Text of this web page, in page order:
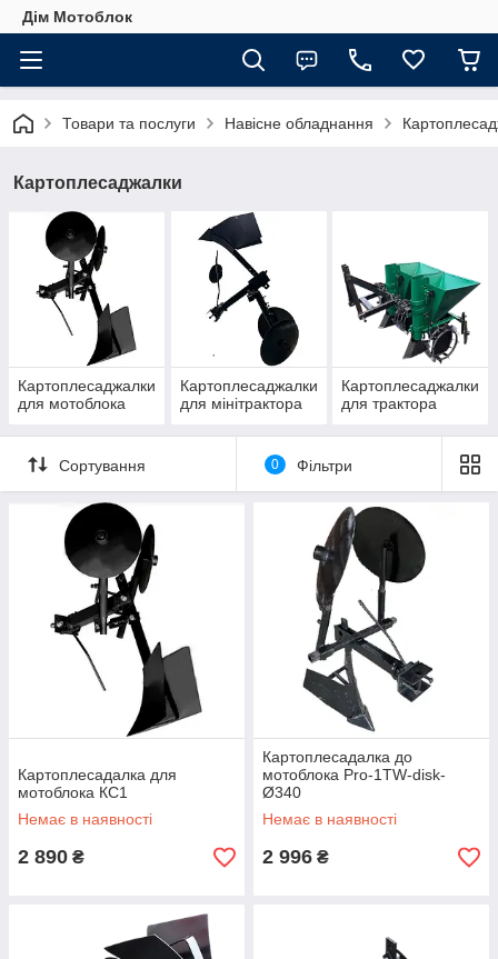
Дім Мотоблок
Товари та послуги Навісне обладнання
Картоплесаджалки
Картоплесаджалки
для мотоблока
Картоплесаджалки
для мінітрактора
Картоплесаджалки
для трактора
Сортування 0 Фільтри
Картоплесадалка для
мотоблока КС1
Немає в наявності
2 890 ₴
Картоплесадалка до
мотоблока Pro-1TW-disk-
Ø340
Немає в наявності
2 996 ₴